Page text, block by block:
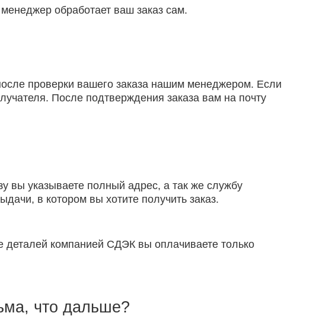
обработает ваш заказ сам.
проверки вашего заказа нашим менеджером. Если
После подтверждения заказа вам на почту
вы указываете полный адрес, а так же службу
в котором вы хотите получить заказ.
деталей компанией СДЭК вы оплачиваете только
что дальше?